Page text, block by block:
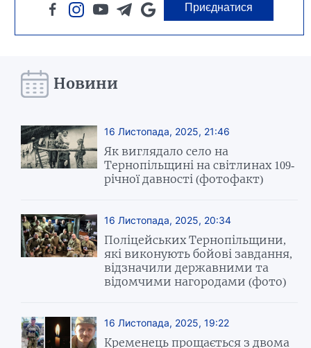
Приєднатися
Новини
16 Листопада, 2025, 21:46
Як виглядало село на
Тернопільщині на світлинах 109-
річної давності (фотофакт)
16 Листопада, 2025, 20:34
Поліцейських Тернопільщини,
які виконують бойові завдання,
відзначили державними та
відомчими нагородами (фото)
16 Листопада, 2025, 19:22
Кременець прощається з двома